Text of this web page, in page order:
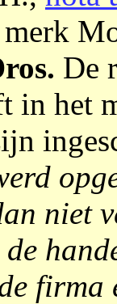
De
in het
niet
de
firma